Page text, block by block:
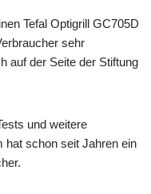
Tefal Optigrill GC705D
sehr
auf der Seite der Stiftung
und weitere
hat schon seit Jahren ein